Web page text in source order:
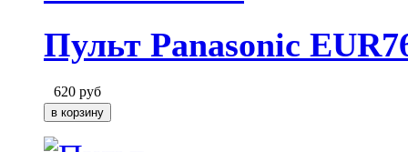
Пульт Panasonic
620 руб